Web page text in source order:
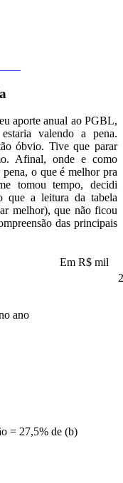
aporte anual ao PGBL,
valendo a pena.
óbvio. Tive que parar
Afinal, onde e como
o que é melhor pra
tomou tempo, decidi
que a leitura da tabela
melhor), que não ficou
das principais
Em R$ mil
ano
= 27,5% de (b)